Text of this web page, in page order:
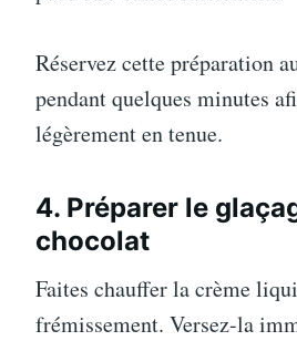
Réservez cette préparation
pendant quelques minutes
légèrement en tenue.
4. Préparer le
chocolat
Faites chauffer la crème
frémissement. Versez-la